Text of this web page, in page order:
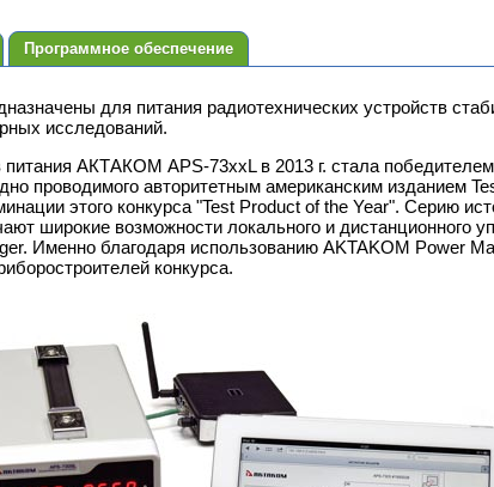
Программное обеспечение
для питания радиотехнических устройств
исследований.
АКТАКОМ APS-73xxL в 2013 г. стала
проводимого авторитетным американским изданием
этого конкурса "Test Product of the Year". Серию
широкие возможности локального и дистанционного
Именно благодаря использованию AKTAKOM Power
конкурса.